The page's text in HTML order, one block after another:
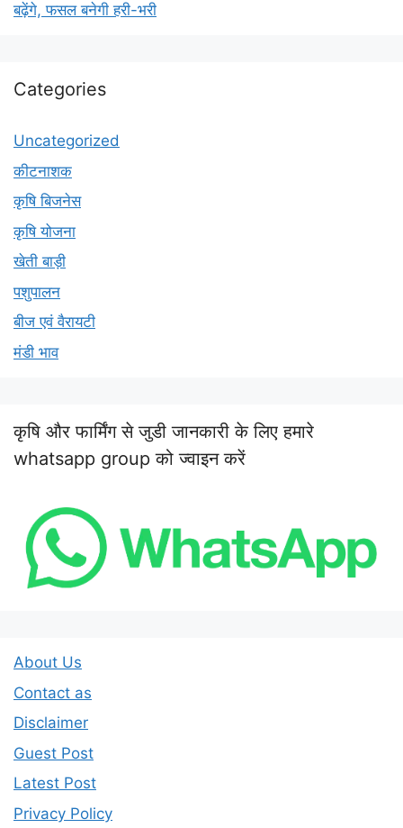
बढ़ेंगे, फसल बनेगी हरी-भरी
Categories
Uncategorized
कीटनाशक
कृषि बिजनेस
कृषि योजना
खेती बाड़ी
पशुपालन
बीज एवं वैरायटी
मंडी भाव
कृषि और फार्मिंग से जुडी जानकारी के लिए हमारे
whatsapp group को ज्वाइन करें
About Us
Contact as
Disclaimer
Guest Post
Latest Post
Privacy Policy